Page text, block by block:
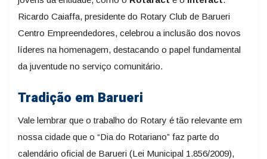
Ricardo Caiaffa, presidente do Rotary Club de Barueri
Centro Empreendedores, celebrou a inclusão dos novos
líderes na homenagem, destacando o papel fundamental
da juventude no serviço comunitário.
Tradição em Barueri
Vale lembrar que o trabalho do Rotary é tão relevante em
nossa cidade que o “Dia do Rotariano” faz parte do
calendário oficial de Barueri (Lei Municipal 1.856/2009),